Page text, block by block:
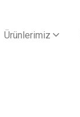
Ürünlerimiz